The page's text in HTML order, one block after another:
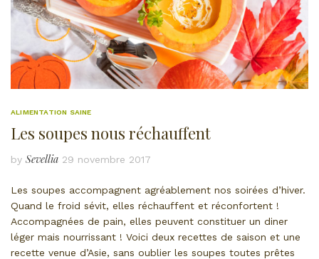
ALIMENTATION SAINE
Les soupes nous réchauffent
by Sevellia 29 novembre 2017
Les soupes accompagnent agréablement nos soirées d’hiver.
Quand le froid sévit, elles réchauffent et réconfortent !
Accompagnées de pain, elles peuvent constituer un diner
léger mais nourrissant ! Voici deux recettes de saison et une
recette venue d’Asie, sans oublier les soupes toutes prêtes